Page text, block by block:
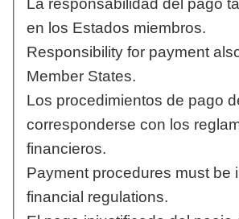
La responsabilidad del pago
en los Estados miembros.
Responsibility for payment
Member States.
Los procedimientos de pago
corresponderse con los
financieros.
Payment procedures must be
financial regulations.